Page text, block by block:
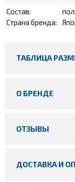
Состав:
Страна бренда:
ТАБЛИЦА
О БРЕНДЕ
ОТЗЫВЫ
ДОСТАВКА И